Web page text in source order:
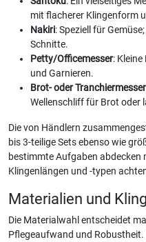
mit flacherer Klingenform
Nakiri: Speziell für
Schnitte.
Petty/Officemesser:
und Garnieren.
Brot- oder Tranchiermesser
Wellenschliff für Brot oder
Die von Händlern
bis 3-teilige Sets ebenso wie
bestimmte Aufgaben abdecken
Klingenlängen und -typen
Materialien und
Die Materialwahl entscheidet
Pflegeaufwand und